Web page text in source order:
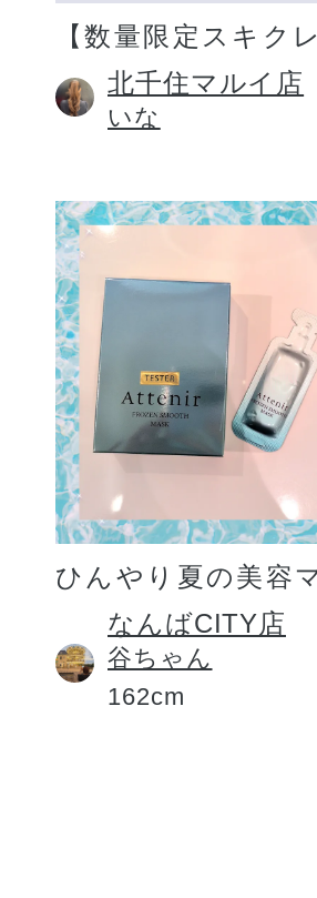
【数量限定スキク
北千住マルイ店
いな
ひんやり夏の美容
なんばCITY店
谷ちゃん
162cm